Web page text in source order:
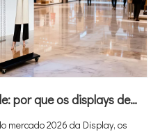
O futuro da publicidade: por que os displays de pôsteres do LED são o seu próximo grande ROI？
mercado 2026 da Display, os